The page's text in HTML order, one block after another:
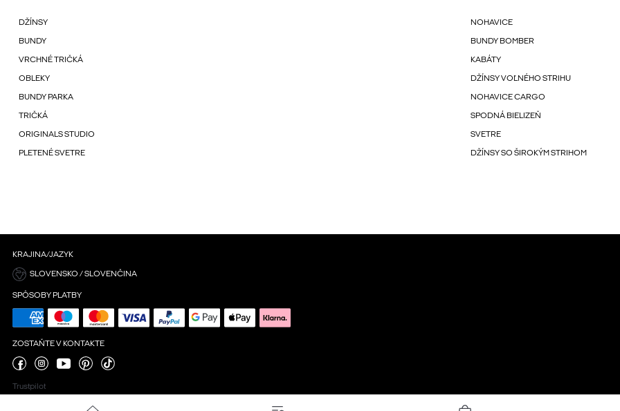
DŽÍNSY NOHAVICE
BUNDY BUNDY BOMBER
VRCHNÉ TRIČKÁ KABÁTY
OBLEKY DŽÍNSY VOĽNÉHO STRIHU
BUNDY PARKA NOHAVICE CARGO
TRIČKÁ SPODNÁ BIELIZEŇ
ORIGINALS STUDIO SVETRE
PLETENÉ SVETRE DŽÍNSY SO ŠIROKÝM STRIHOM
KRAJINA/JAZYK
SLOVENSKO / SLOVENČINA
SPÔSOBY PLATBY
ZOSTAŇTE V KONTAKTE
Trustpilot